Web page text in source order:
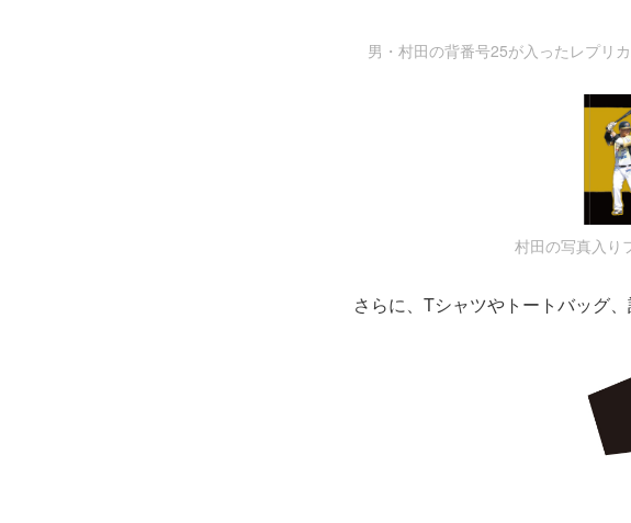
男・村田の背番号25が入ったレプリ
村田の写真入り
さらに、Tシャツやトートバッグ